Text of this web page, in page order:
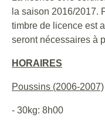
la saison 2016/2017.
timbre de licence est
seront nécessaires à
HORAIRES
Poussins (2006-2007)
- 30kg: 8h00